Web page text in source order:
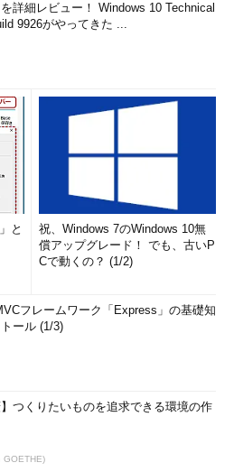
詳細レビュー！ Windows 10 Technical
9926がやってきた ...
と
祝、Windows 7のWindows 10無
償アップグレード！ でも、古いP
Cで動くの？ (1/2)
フレームワーク「Express」の基礎知
ール (1/3)
】つくりたいものを追求できる環境の作
GOETHE)